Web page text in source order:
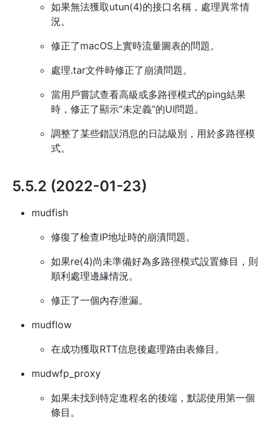
如果無法獲取utun(4)的接口名稱，處理異常情
況。
修正了macOS上實時流量圖表的問題。
處理.tar文件時修正了崩潰問題。
當用戶嘗試查看高級或多路徑模式的ping結果
時，修正了顯示“未定義”的UI問題。
調整了某些錯誤消息的日誌級別，用於多路徑模
式。
5.5.2 (2022-01-23)
mudfish
修復了檢查IP地址時的崩潰問題。
如果re(4)尚未準備好為多路徑模式設置條目，則
順利處理邊緣情況。
修正了一個內存泄漏。
mudflow
在成功獲取RTT信息後處理路由表條目。
mudwfp_proxy
如果未找到特定進程名的後端，默認使用第一個
條目。